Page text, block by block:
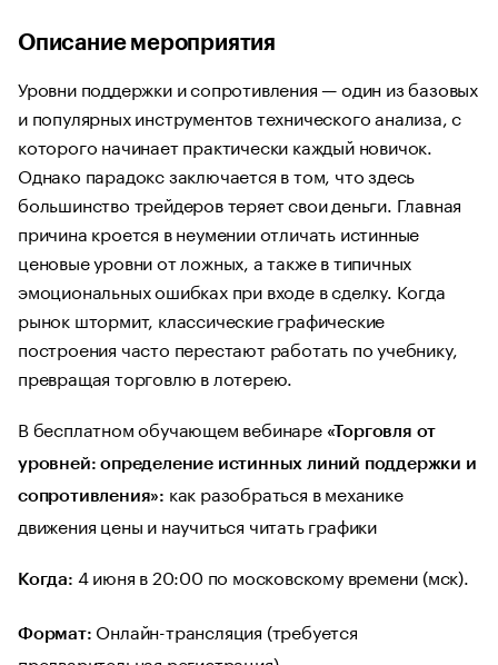
Описание мероприятия
Уровни поддержки и сопротивления — один из базовых
и популярных инструментов технического анализа, с
которого начинает практически каждый новичок.
Однако парадокс заключается в том, что здесь
большинство трейдеров теряет свои деньги. Главная
причина кроется в неумении отличать истинные
ценовые уровни от ложных, а также в типичных
эмоциональных ошибках при входе в сделку. Когда
рынок штормит, классические графические
построения часто перестают работать по учебнику,
превращая торговлю в лотерею.
В бесплатном обучающем вебинаре «Торговля от
уровней: определение истинных линий поддержки и
сопротивления»: как разобраться в механике
движения цены и научиться читать графики
Когда: 4 июня в 20:00 по московскому времени (мск).
Формат: Онлайн-трансляция (требуется